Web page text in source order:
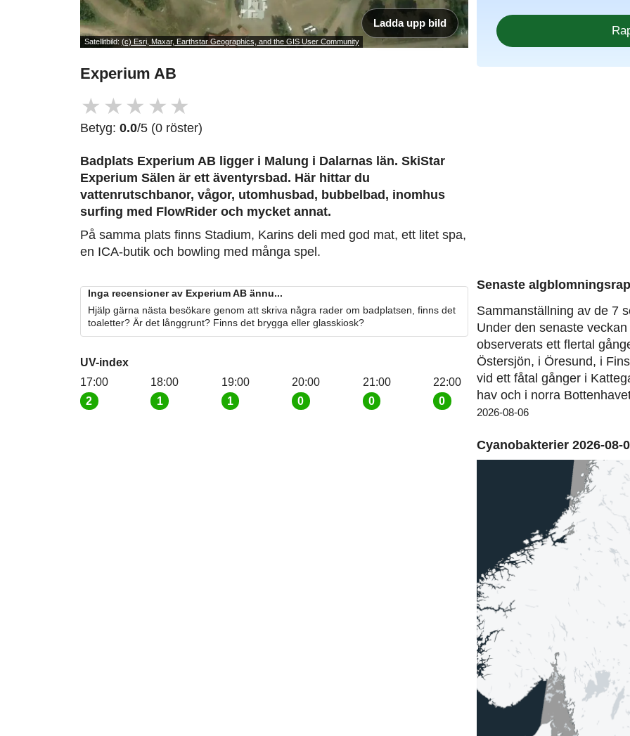
Satellitbild: (c) Esri, Maxar, Earthstar Geographics, and the GIS User Community
Ladda upp bild
Experium AB
★ ★ ★ ★ ★
Betyg: 0.0/5 (0 röster)
Badplats Experium AB ligger i Malung i Dalarnas län. SkiStar
Experium Sälen är ett äventyrsbad. Här hittar du
vattenrutschbanor, vågor, utomhusbad, bubbelbad, inomhus
surfing med FlowRider och mycket annat.
På samma plats finns Stadium, Karins deli med god mat, ett litet spa,
en ICA-butik och bowling med många spel.
Inga recensioner av Experium AB ännu...
Hjälp gärna nästa besökare genom att skriva några rader om badplatsen, finns det
toaletter? Är det långgrunt? Finns det brygga eller glasskiosk?
UV-index
17:00
2
18:00
1
19:00
1
20:00
0
21:00
0
22:00
0
Senaste
Sammanställning av de 7
Under den senaste
observerats ett flertal
Östersjön, i Öresund, i
vid ett fåtal gånger i
hav och i norra
2026-08-06
Cyanobakterier 2026-08-